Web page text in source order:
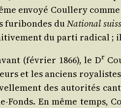
envoyé Coul­le­ry
furi­bondes duNatio­nal
du par­ti radi­cal ;
(février 1866), le Dr
et les anciens
des auto­ri­tés
Fonds. En même temps,